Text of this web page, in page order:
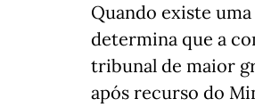
Quando existe
determina que a
tribunal de maior
após recurso do